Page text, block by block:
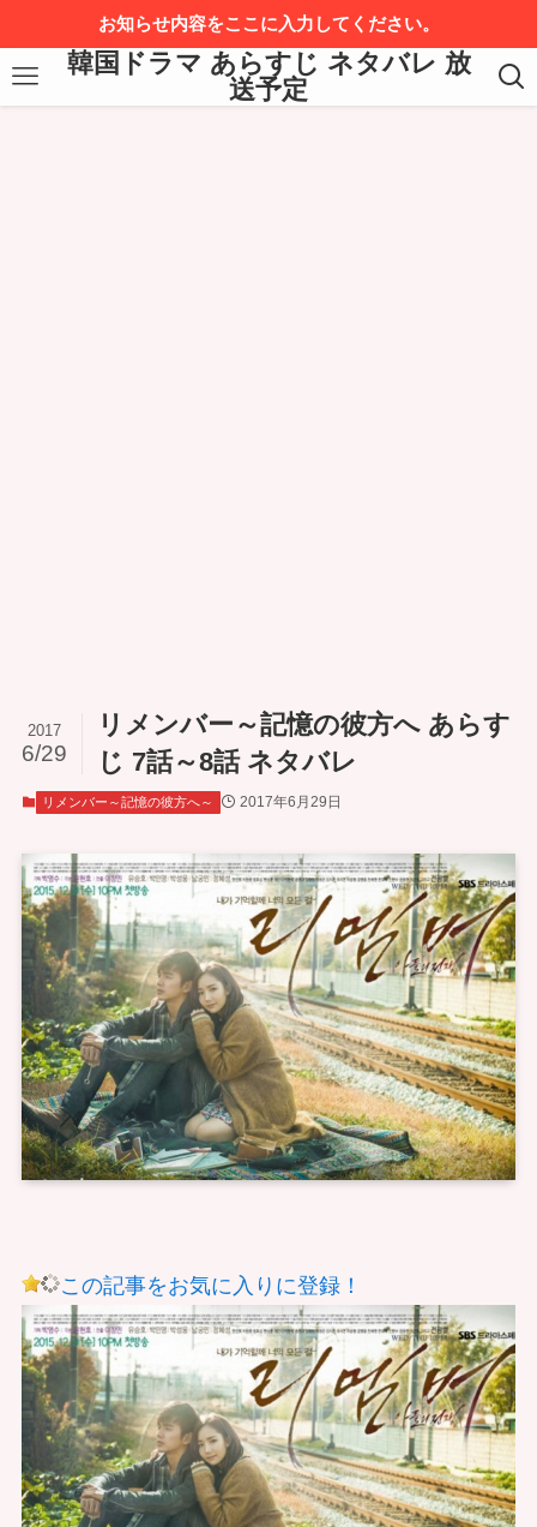
お知らせ内容をここに入力してください。
韓国ドラマ あらすじ ネタバレ 放
送予定
リメンバー～記憶の彼方へ あらす
じ 7話～8話 ネタバレ
2017
6/29
リメンバー～記憶の彼方へ～ 2017年6月29日
この記事をお気に入りに登録！